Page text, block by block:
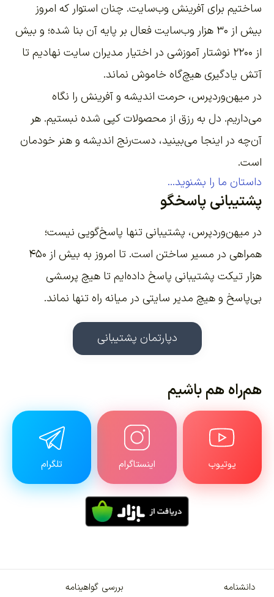
ساختیم برای آفرینش وب‌سایت. چنان استوار که امروز
بیش از ۳۰ هزار وب‌سایت فعال بر پایه آن بنا شده؛ و بیش
از ۲۲۰۰
نوشتار آموزشی در اختیار مدیران سایت نهادیم تا
آتش یادگیری هیچ‌گاه خاموش نماند.
در میهن‌وردپرس، حرمت اندیشه و آفرینش را نگاه
می‌داریم. دل به رزق از محصولات کپی شده نبستیم. هر
آن‌چه در اینجا می‌بینید، دست‌رنج اندیشه و هنر خودمان
است.
داستان ما را بشنوید...
پشتیبانی پاسخگو
در میهن‌وردپرس، پشتیبانی تنها پاسخ‌گویی نیست؛
همراهی در مسیر ساختن است. تا امروز به بیش از ۴۵۰
هزار تیکت پشتیبانی پاسخ داده‌ایم تا هیچ پرسشی
بی‌پاسخ و هیچ مدیر سایتی در میانه راه تنها نماند.
دپارتمان پشتیبانی
هم‌راه هم باشیم
یوتیوب اینستاگرام تلگرام
دانشنامه بررسی گواهینامه